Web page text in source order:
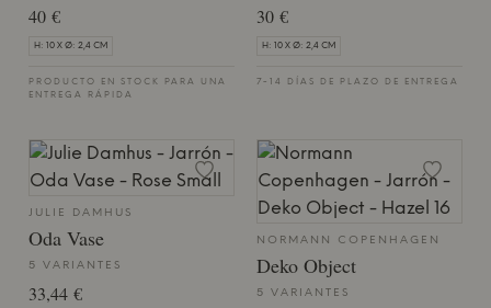
40 €
H: 10 X Ø: 2,4 CM
PRODUCTO EN STOCK PARA UNA
ENTREGA RÁPIDA
30 €
H: 10 X Ø: 2,4 CM
7-14 DÍAS DE PLAZO DE ENTREGA
JULIE DAMHUS
Oda Vase
5 VARIANTES
33,44 €
NORMANN COPENHAGEN
Deko Object
5 VARIANTES